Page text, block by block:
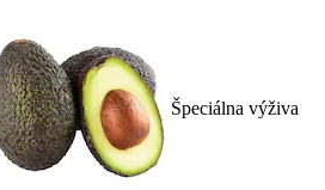
Špeciálna výživa